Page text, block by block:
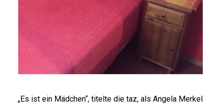
„Es ist ein Mädchen“, titelte die taz, als Angela Merkel